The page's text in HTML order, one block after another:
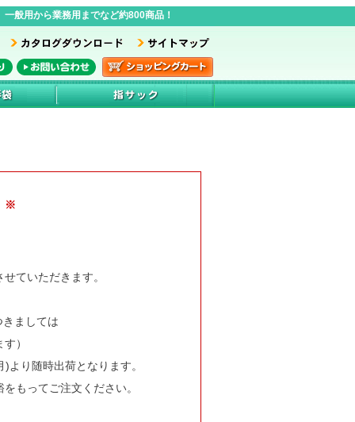
般用から業務用までなど約800商品！
※
ていただきます。
ましては
）
り随時出荷となります。
もってご注文ください。